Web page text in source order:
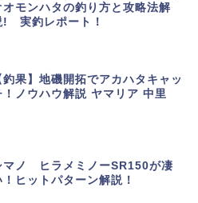
オモンハタの釣り方と攻略法解
! 実釣レポート！
釣果】地磯開拓でアカハタキャッ
！ノウハウ解説 ヤマリア 中里
マノ ヒラメミノーSR150が凄
！ヒットパターン解説！